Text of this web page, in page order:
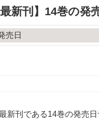
新刊】14巻の発
新刊である14巻の発売